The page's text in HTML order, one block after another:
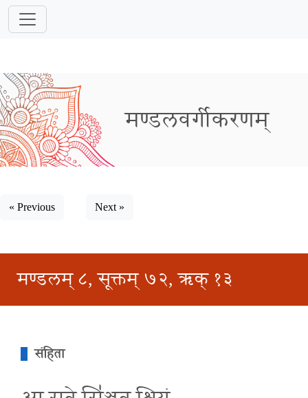
मण्डलवर्गीकरणम्
« Previous Next »
मण्डलम् ८, सूक्तम् ७२, ऋक् १३
संहिता